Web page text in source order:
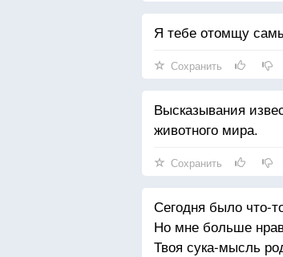
Я тебе отомщу
Сохранить
Высказывания
животного мира.
Сохранить
Сегодня было что-
Но мне больше
Твоя сука-мысль